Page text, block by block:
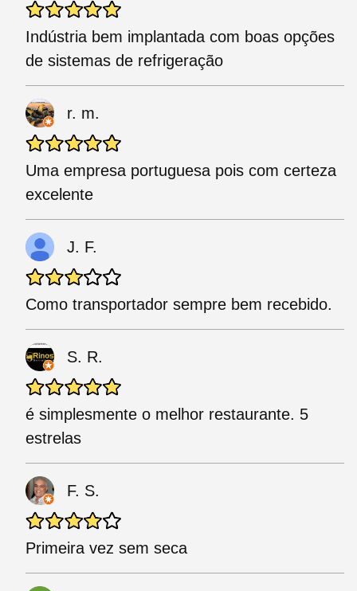
Indústria bem implantada com boas opções
de sistemas de refrigeração
r. m.
Uma empresa portuguesa pois com certeza
excelente
J. F.
Como transportador sempre bem recebido.
S. R.
é simplesmente o melhor restaurante. 5
estrelas
F. S.
Primeira vez sem seca